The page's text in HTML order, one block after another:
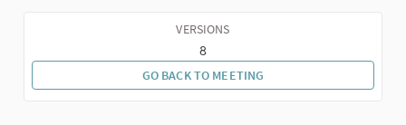
VERSIONS
8
GO BACK TO MEETING